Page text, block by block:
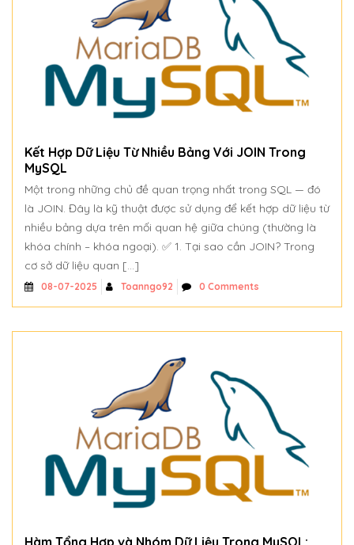
Kết Hợp Dữ Liệu Từ Nhiều Bảng Với JOIN Trong
MySQL
Một trong những chủ đề quan trọng nhất trong SQL — đó
là JOIN. Đây là kỹ thuật được sử dụng để kết hợp dữ liệu từ
nhiều bảng dựa trên mối quan hệ giữa chúng (thường là
khóa chính – khóa ngoại). ✅ 1. Tại sao cần JOIN? Trong
cơ sở dữ liệu quan […]
08-07-2025 Toanngo92 0 Comments